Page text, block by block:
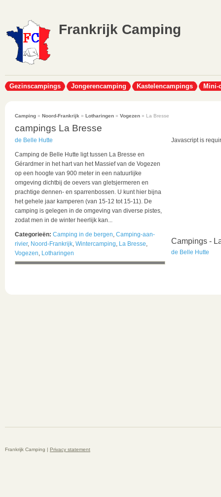
Frankrijk Camping
Gezinscampings Jongerencamping Kastelencampings Mini-
Camping » Noord-Frankrijk » Lotharingen » Vogezen » La Bresse
campings La Bresse
de Belle Hutte
Camping de Belle Hutte ligt tussen La Bresse en
Gérardmer in het hart van het Massief van de Vogezen
op een hoogte van 900 meter in een natuurlijke
omgeving dichtbij de oevers van gletsjermeren en
prachtige dennen- en sparrenbossen. U kunt hier bijna
het gehele jaar kamperen (van 15-12 tot 15-11). De
camping is gelegen in de omgeving van diverse pistes,
zodat men in de winter heerlijk kan...
Categorieën: Camping in de bergen, Camping-aan-
rivier, Noord-Frankrijk, Wintercamping, La Bresse,
Vogezen, Lotharingen
Javascript is
Campings -
de Belle Hutte
Frankrijk Camping | Privacy statement